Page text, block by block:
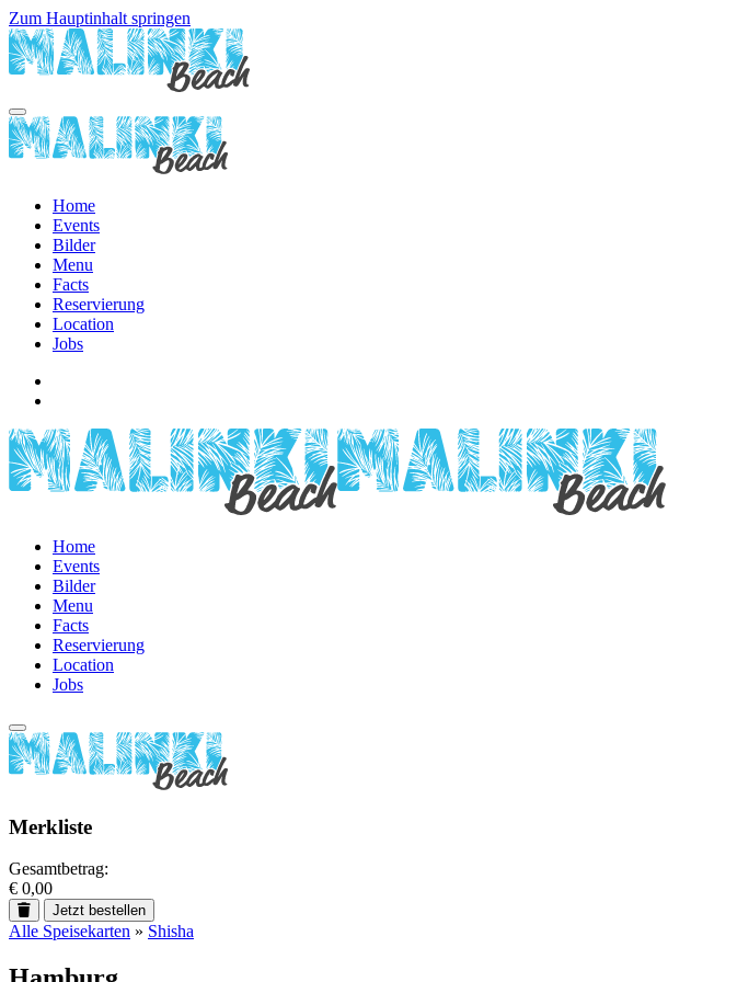
Zum Hauptinhalt springen
Home
Events
Bilder
Menu
Facts
Reservierung
Location
Jobs
Home
Events
Bilder
Menu
Facts
Reservierung
Location
Jobs
Merkliste
Gesamtbetrag:
€ 0,00
Jetzt bestellen
Alle Speisekarten » Shisha